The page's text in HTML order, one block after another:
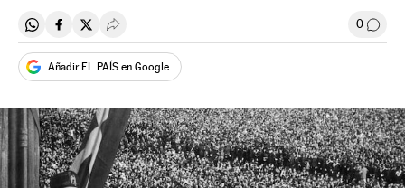
Compartir en Whatsapp
Compartir en Facebook
Compartir en Twitter
Desplegar Redes Sociales 0
Añadir EL PAÍS en Google